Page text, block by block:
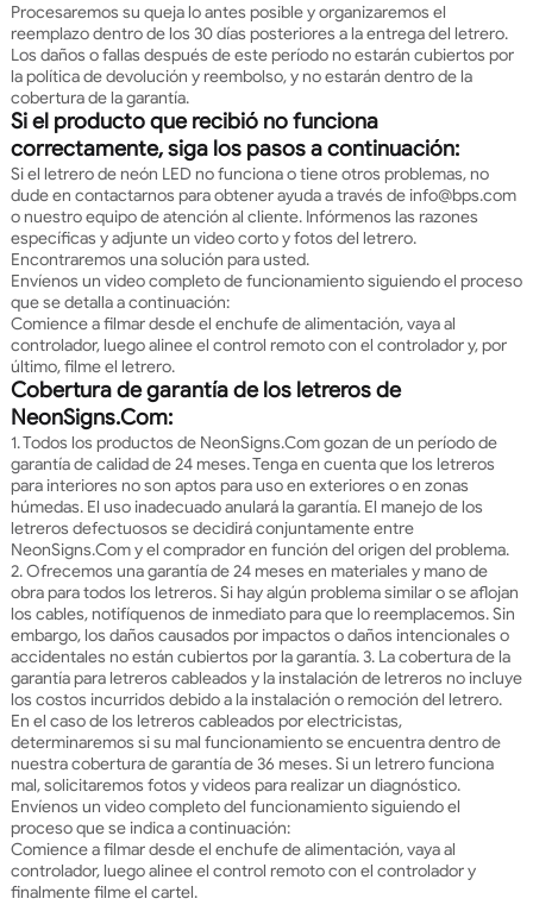
Procesaremos su queja lo antes posible y organizaremos el
reemplazo dentro de los 30 días posteriores a la entrega del letrero.
Los daños o fallas después de este período no estarán cubiertos por
la política de devolución y reembolso, y no estarán dentro de la
cobertura de la garantía.
Si el producto que recibió no funciona
correctamente, siga los pasos a continuación:
Si el letrero de neón LED no funciona o tiene otros problemas, no
dude en contactarnos para obtener ayuda a través de info@bps.com
o nuestro equipo de atención al cliente. Infórmenos las razones
específicas y adjunte un video corto y fotos del letrero.
Encontraremos una solución para usted.
Envíenos un video completo de funcionamiento siguiendo el proceso
que se detalla a continuación:
Comience a filmar desde el enchufe de alimentación, vaya al
controlador, luego alinee el control remoto con el controlador y, por
último, filme el letrero.
Cobertura de garantía de los letreros de
NeonSigns.Com:
1. Todos los productos de NeonSigns.Com gozan de un período de
garantía de calidad de 24 meses. Tenga en cuenta que los letreros
para interiores no son aptos para uso en exteriores o en zonas
húmedas. El uso inadecuado anulará la garantía. El manejo de los
letreros defectuosos se decidirá conjuntamente entre
NeonSigns.Com y el comprador en función del origen del problema.
2. Ofrecemos una garantía de 24 meses en materiales y mano de
obra para todos los letreros. Si hay algún problema similar o se aflojan
los cables, notifíquenos de inmediato para que lo reemplacemos. Sin
embargo, los daños causados por impactos o daños intencionales o
accidentales no están cubiertos por la garantía. 3. La cobertura de la
garantía para letreros cableados y la instalación de letreros no incluye
los costos incurridos debido a la instalación o remoción del letrero.
En el caso de los letreros cableados por electricistas,
determinaremos si su mal funcionamiento se encuentra dentro de
nuestra cobertura de garantía de 36 meses. Si un letrero funciona
mal, solicitaremos fotos y videos para realizar un diagnóstico.
Envíenos un video completo del funcionamiento siguiendo el
proceso que se indica a continuación:
Comience a filmar desde el enchufe de alimentación, vaya al
controlador, luego alinee el control remoto con el controlador y
finalmente filme el cartel.